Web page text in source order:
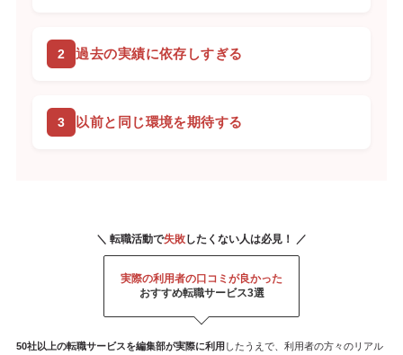
過去の実績に依存しすぎる
以前と同じ環境を期待する
＼ 転職活動で失敗したくない人は必見！ ／
実際の利用者の口コミが良かった
おすすめ転職サービス3選
50社以上の転職サービスを編集部が実際に利用 したうえで、利用者の方々のリアル